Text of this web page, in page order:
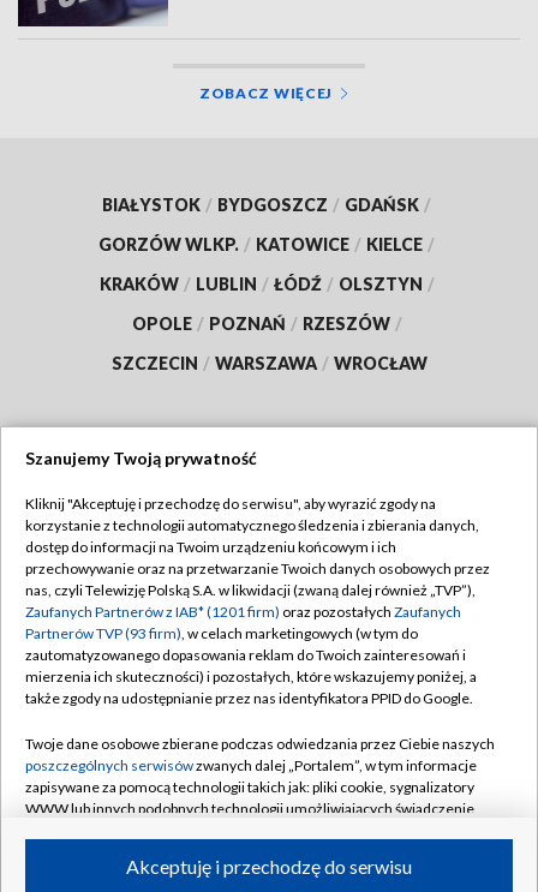
ZOBACZ WIĘCEJ
BIAŁYSTOK / BYDGOSZCZ / GDAŃSK /
GORZÓW WLKP. / KATOWICE / KIELCE /
KRAKÓW / LUBLIN / ŁÓDŹ / OLSZTYN /
OPOLE / POZNAŃ / RZESZÓW /
SZCZECIN / WARSZAWA / WROCŁAW
TVP
Abonament TVP
Emisja w TVP
Centrum informacji TVP
Naziemna Telewizja Cyfrowa
Rada Programowa
System NOS
Informacje o nadawcy
Program dla prasy
Regulamin TVP
Polityka prywatności
Moje zgody
Pomoc
Kontakt
Kanały
Szanujemy Twoją prywatność
Kliknij "Akceptuję i przechodzę do serwisu", aby wyrazić zgody na
korzystanie z technologii automatycznego śledzenia i zbierania danych,
dostęp do informacji na Twoim urządzeniu końcowym i ich
przechowywanie oraz na przetwarzanie Twoich danych osobowych przez
nas, czyli Telewizję Polską S.A. w likwidacji (zwaną dalej również „TVP”),
Zaufanych Partnerów z IAB* (1201 firm) oraz pozostałych Zaufanych
Partnerów TVP (93 firm), w celach marketingowych (w tym do
zautomatyzowanego dopasowania reklam do Twoich zainteresowań i
mierzenia ich skuteczności) i pozostałych, które wskazujemy poniżej, a
także zgody na udostępnianie przez nas identyfikatora PPID do Google.
Twoje dane osobowe zbierane podczas odwiedzania przez Ciebie naszych
poszczególnych serwisówzwanych dalej „Portalem”, w tym informacje
zapisywane za pomocą technologii takich jak: pliki cookie, sygnalizatory
WWW lub innych podobnych technologii umożliwiających świadczenie
ruchu w Internecie.Akceptuję i przechodzę do serwisu